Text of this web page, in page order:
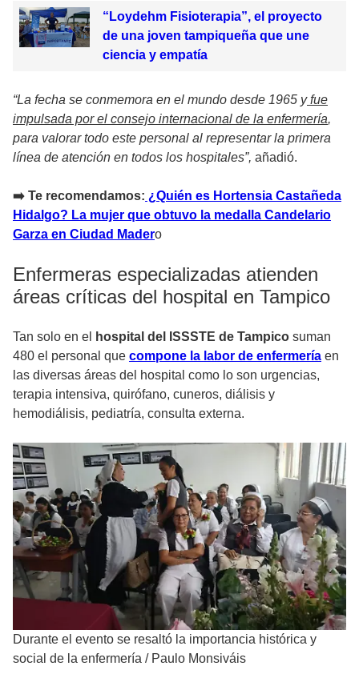
“Loydehm Fisioterapia”, el proyecto
de una joven tampiqueña que une
ciencia y empatía
“La fecha se conmemora en el mundo desde 1965 yfue
impulsada por el consejo internacional de la enfermería,
para valorar todo este personal al representar la primera
línea de atención en todos los hospitales”, añadió.
➡️ Te recomendamos: ¿Quién es Hortensia Castañeda
Hidalgo? La mujer que obtuvo la medalla Candelario
Garza en Ciudad Madero
Enfermeras especializadas atienden
áreas críticas del hospital en Tampico
Tan solo en el hospital del ISSSTE de Tampico suman
480 el personal que compone la labor de enfermería en
las diversas áreas del hospital como lo son urgencias,
terapia intensiva, quirófano, cuneros, diálisis y
hemodiálisis, pediatría, consulta externa.
Durante el evento se resaltó la importancia histórica y
social de la enfermería / Paulo Monsiváis